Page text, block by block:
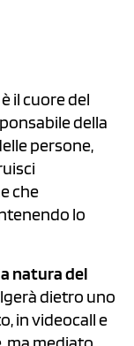
il cuore del
della
persone,
che
lo
natura del
dietro uno
in videocall e